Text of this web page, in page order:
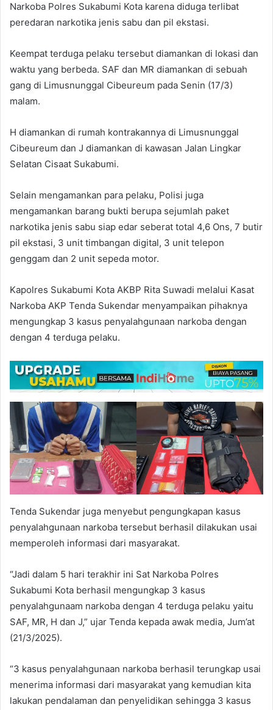
Narkoba Polres Sukabumi Kota karena diduga terlibat
peredaran narkotika jenis sabu dan pil ekstasi.
Keempat terduga pelaku tersebut diamankan di lokasi dan
waktu yang berbeda. SAF dan MR diamankan di sebuah
gang di Limusnunggal Cibeureum pada Senin (17/3)
malam.
H diamankan di rumah kontrakannya di Limusnunggal
Cibeureum dan J diamankan di kawasan Jalan Lingkar
Selatan Cisaat Sukabumi.
Selain mengamankan para pelaku, Polisi juga
mengamankan barang bukti berupa sejumlah paket
narkotika jenis sabu siap edar seberat total 4,6 Ons, 7 butir
pil ekstasi, 3 unit timbangan digital, 3 unit telepon
genggam dan 2 unit sepeda motor.
Kapolres Sukabumi Kota AKBP Rita Suwadi melalui Kasat
Narkoba AKP Tenda Sukendar menyampaikan pihaknya
mengungkap 3 kasus penyalahgunaan narkoba dengan
dengan 4 terduga pelaku.
Tenda Sukendar juga menyebut pengungkapan kasus
penyalahgunaan narkoba tersebut berhasil dilakukan usai
memperoleh informasi dari masyarakat.
“Jadi dalam 5 hari terakhir ini Sat Narkoba Polres
Sukabumi Kota berhasil mengungkap 3 kasus
penyalahgunaam narkoba dengan 4 terduga pelaku yaitu
SAF, MR, H dan J,” ujar Tenda kepada awak media, Jum’at
(21/3/2025).
“3 kasus penyalahgunaan narkoba berhasil terungkap usai
menerima informasi dari masyarakat yang kemudian kita
lakukan pendalaman dan penyelidikan sehingga 3 kasus